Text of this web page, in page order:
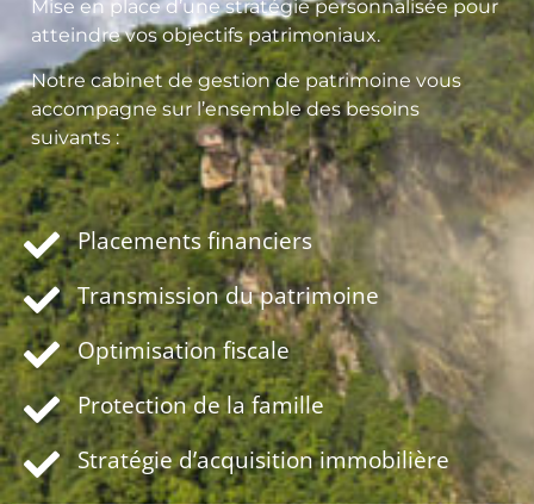
Mise en place d’une stratégie personnalisée pour
atteindre vos objectifs patrimoniaux.
Notre cabinet de gestion de patrimoine vous
accompagne sur l’ensemble des besoins
suivants :
Placements financiers
Transmission du patrimoine
Optimisation fiscale
Protection de la famille
Stratégie d’acquisition immobilière